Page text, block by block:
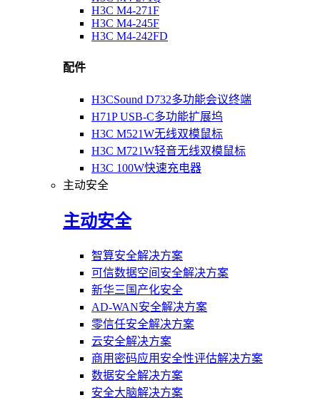
H3C M4-271F
H3C M4-245F
H3C M4-242FD
配件
H3CSound D732多功能会议终端
H71P USB-C多功能扩展坞
H3C M521W无线双模鼠标
H3C M721W轻音无线双模鼠标
H3C 100W快速充电器
主动安全
主动安全
智算安全解决方案
可信数据空间安全解决方案
新华三国产化安全
AD-WAN安全解决方案
零信任安全解决方案
云安全解决方案
商用密码应用安全性评估解决方案
数据安全解决方案
安全大脑解决方案